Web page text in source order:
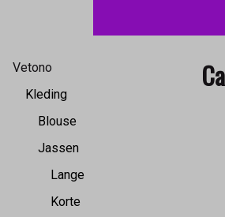
Keskusta
Vetono
Kleding
Blouse
Jassen
Lange
Korte